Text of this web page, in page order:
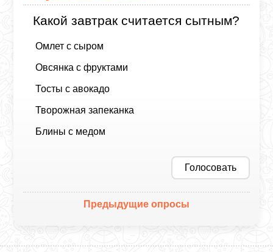
Какой завтрак считается сытным?
Омлет с сыром
Овсянка с фруктами
Тосты с авокадо
Творожная запеканка
Блины с медом
Голосовать
Предыдущие опросы